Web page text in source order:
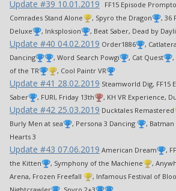
Update #39 10.01.2019 FF15 Episode
Comrades Stand Alone
, Spyro the Dragon , 36
Deluxe
, Inksplosion , Beat Saber, Dead by
Update #40 04.02.2019 Order1886 ,
Dancing
, Word Search Powgi , Cat Quest ,
of the TR
, Cool Paintr VR
Update #41 28.02.2019 Steamworld Dig, FF15
Saber
, FURI, Friday 13th , KH VR Experience,
Update #42 25.03.2019 Ducktales Remastered
Burly Men at sea
, Persona 3 Dancing , Batman
Hearts 3
Update #43 07.06.2019 American Dream
,
the Kitten
, Symphony of the Machiene ,
Arena, Frozen Freefall
, Infamous Festival of